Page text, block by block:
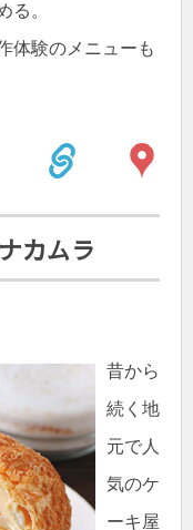
る。
体験のメニューも
カムラ
昔から
続く地
元で人
気のケ
ーキ屋